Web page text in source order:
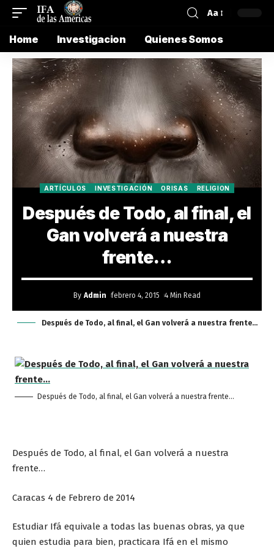
Aa
Home Investigacion Quienes Somos
ARTÍCULOS INVESTIGACIÓN ORISAS RELIGION
Después de Todo, al final, el
Gan volverá a nuestra
frente…
By Admin febrero 4, 2015 4 Min Read
Después de Todo, al final, el Gan volverá a nuestra frente...
Después de Todo, al final, el Gan volverá a nuestra frente…
Después de Todo, al final, el Gan volverá a nuestra
frente…
Caracas 4 de Febrero de 2014
Estudiar Ifá equivale a todas las buenas obras, ya que
quien estudia para bien, practicara Ifá en el mismo